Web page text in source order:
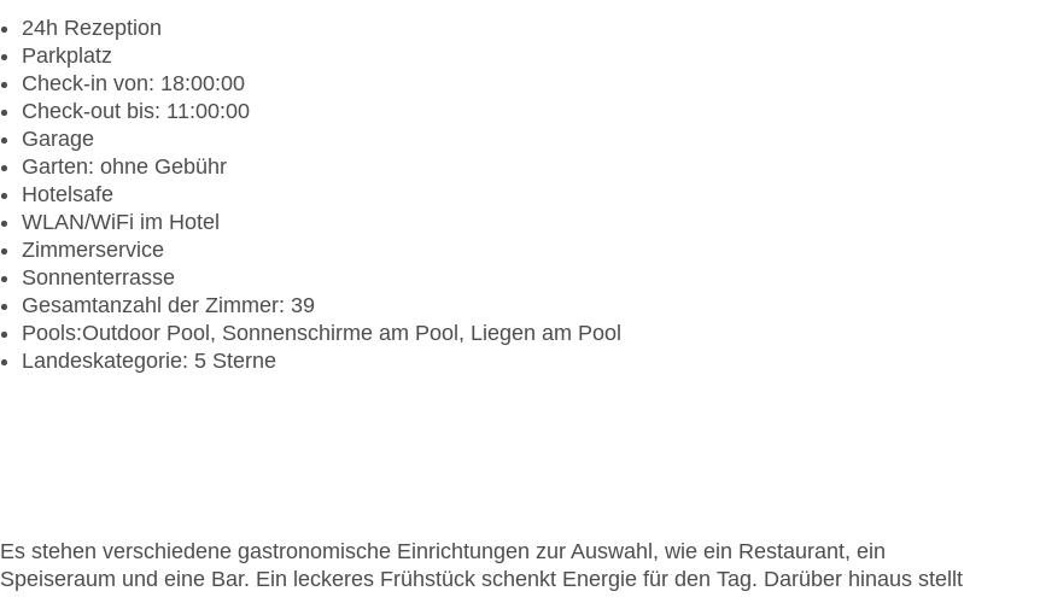
24h Rezeption
Parkplatz
Check-in von: 18:00:00
Check-out bis: 11:00:00
Garage
Garten: ohne Gebühr
Hotelsafe
WLAN/WiFi im Hotel
Zimmerservice
Sonnenterrasse
Gesamtanzahl der Zimmer: 39
Pools:Outdoor Pool, Sonnenschirme am Pool, Liegen am Pool
Landeskategorie: 5 Sterne
Es stehen verschiedene gastronomische Einrichtungen zur Auswahl, wie ein Restaurant, ein
Speiseraum und eine Bar. Ein leckeres Frühstück schenkt Energie für den Tag. Darüber hinaus stellt